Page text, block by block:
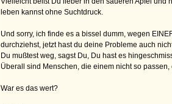
leben kannst ohne Suchtdruck.
Und sorry, ich finde es a bissel dumm, wegen
durchziehst, jetzt hast du deine Probleme auch
Du mußtest weg, sagst Du, Du hast es
Überall sind Menschen, die einem nicht so
War es das wert?